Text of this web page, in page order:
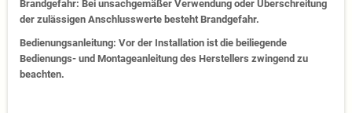
Brandgefahr: Bei unsachgemäßer Verwendung oder Überschreitung
der zulässigen Anschlusswerte besteht Brandgefahr.
Bedienungsanleitung: Vor der Installation ist die beiliegende
Bedienungs- und Montageanleitung des Herstellers zwingend zu
beachten.